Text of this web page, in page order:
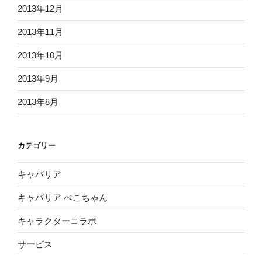
2013年12月
2013年11月
2013年10月
2013年9月
2013年8月
カテゴリー
キャバリア
キャバリア ぺこちゃん
キャラクターコラボ
サービス